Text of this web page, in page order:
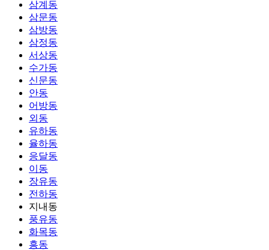
삼계동
삼문동
삼방동
삼정동
서상동
수가동
신문동
안동
어방동
외동
유하동
율하동
응달동
이동
장유동
전하동
지내동
풍유동
화목동
흥동